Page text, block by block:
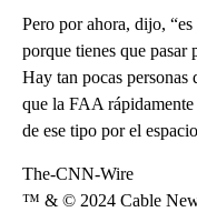
Pero por ahora, dijo,
porque tienes que pasar
Hay tan pocas personas
que la FAA
de ese tipo por el
The-CNN-Wire
™ & © 2024 Cable